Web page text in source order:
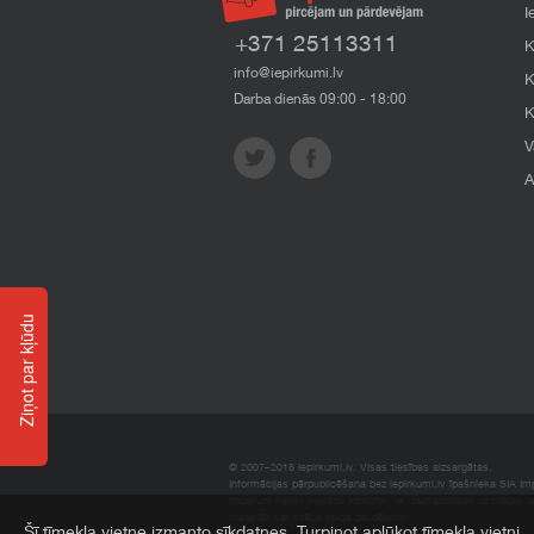
+371 25113311
info@iepirkumi.lv
Darba dienās 09:00 - 18:00
© 2007–2018 Iepirkumi.lv. Visas tiesības aizsargātas.
Informācijas pārpublicēšana bez iepirkumi.lv īpašnieka SIA
Ziņot par kļūdu